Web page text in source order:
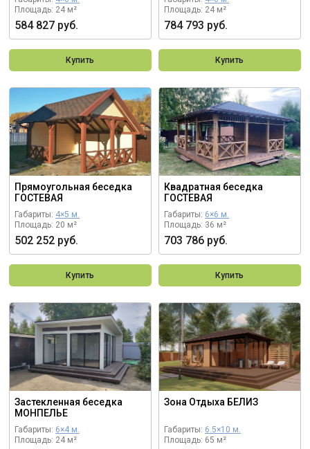
Площадь: 24 м²
584 827 руб.
Купить
Площадь: 24 м²
784 793 руб.
Купить
Прямоугольная беседка
ГОСТЕВАЯ
Габариты: 4×5 м.
Площадь: 20 м²
502 252 руб.
Купить
Квадратная беседка
ГОСТЕВАЯ
Габариты: 6×6 м.
Площадь: 36 м²
703 786 руб.
Купить
Застекленная беседка
МОНПЕЛЬЕ
Габариты: 6×4 м.
Площадь: 24 м²
Зона Отдыха БЕЛИЗ
Габариты: 6.5×10 м.
Площадь: 65 м²